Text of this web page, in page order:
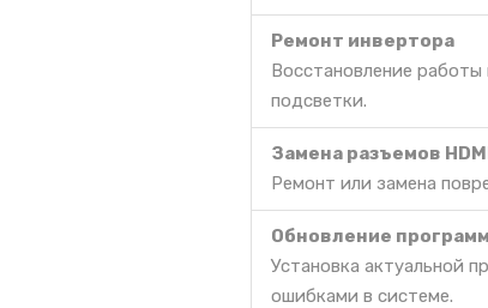
Ремонт инвертора
Восстановление
подсветки.
Замена разъемов
Ремонт или замена
Обновление
Установка актуальной
ошибками в системе.